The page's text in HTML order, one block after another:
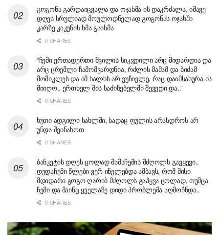
გოგონა გარდაიცვალა და ოჯახმა ის დაკრძალა, იმავე
დღეს სრულიად მოულოდნელად გოგონას ოჯახში
კარზე კაკუნის ხმა გაისმა
0 SHARES
“ჩემი ერთადერთი შვილის სიკვდილი არც მიდარდია და
არც ცრემლი ჩამომვარდნია, რძლის მამამ და ბიძამ
მომიკლეს და იმ ხალხს არ ვუჩივლე, რაც დაიმსახურა ის
მიიღო.. ერთხელ მის საძინებელში შევედი და..”
0 SHARES
ხუთი ადგილი სახლში, სადაც ფულის არასდროს არ
უნდა შეინახოთ
0 SHARES
ბანკეტის დღეს ცოლად მამაჩემის მძღოლს გავყევი..
დედაჩემი წლები ვერ ინელებდა ამბავს, რომ მისი
მდიდარი გოგო ღარიბ მძღოლს გაჰყვა ცოლად, თუმცა
ჩემი და მაინც ყველაზე დიდი პრობლემა აღმოჩნდა..
0 SHARES